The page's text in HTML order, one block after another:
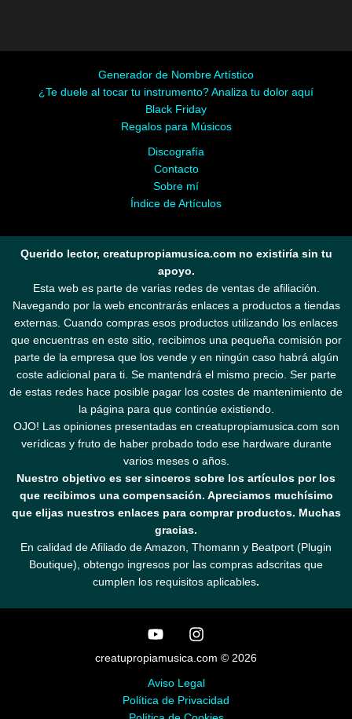
Generador de Nombre Artístico
¿Te duele al tocar tu instrumento? Analiza tu dolor aquí
Black Friday
Regalos para Músicos
Discografía
Contacto
Sobre mí
Índice de Artículos
Querido lector, creatupropiamusica.com no existiría sin tu
apoyo.
Esta web es parte de varias redes de ventas de afiliación.
Navegando por la web encontrarás enlaces a productos a tiendas
externas. Cuando compras esos productos utilizando los enlaces
que encuentras en este sitio, recibimos una pequeña comisión por
parte de la empresa que los vende y en ningún caso habrá algún
coste adicional para ti. Se mantendrá el mismo precio. Ser parte
de estas redes hace posible pagar los costes de mantenimiento de
la página para que continúe existiendo.
OJO! Las opiniones presentadas en creatupropiamusica.com son
verídicas y fruto de haber probado todo ese hardware durante
varios meses o años.
Nuestro objetivo es ser sinceros sobre los artículos por los
que recibimos una compensación. Apreciamos muchísimo
que elijas nuestros enlaces para comprar productos. Muchas
gracias.
En calidad de Afiliado de Amazon, Thomann y Beatport (Plugin
Boutique), obtengo ingresos por las compras adscritas que
cumplen los requisitos aplicables.
creatupropiamusica.com © 2026
Aviso Legal
Política de Privacidad